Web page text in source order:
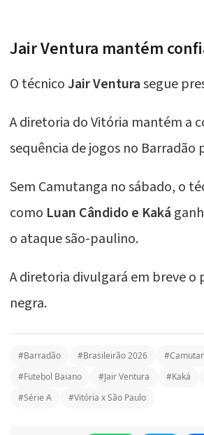
Jair Ventura mantém
O técnico Jair Venturasegue
A diretoria do Vitória mantém a
sequência de jogos no
Sem Camutanga no sábado, o
como Luan Cândido e Kaká
o ataque são-paulino.
A diretoria divulgará em breve
negra.
#Barradão #Brasileirão 2026
#Futebol Baiano
#Jair Ventura #Kaká
#Série A
#Vitória x São Paulo